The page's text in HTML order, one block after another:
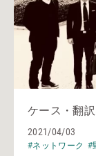
ケース・翻
2021/04/03
#ネットワーク #